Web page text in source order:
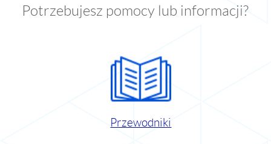
Potrzebujesz pomocy lub informacji?
Przewodniki